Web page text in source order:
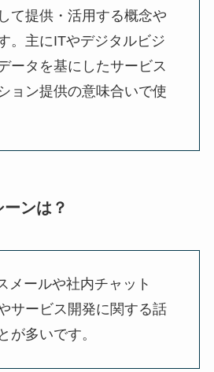
て提供・活用する概念や
。主にITやデジタルビジ
ータを基にしたサービス
ョン提供の意味合いで使
ンは？
メールや社内チャット
サービス開発に関する話
が多いです。